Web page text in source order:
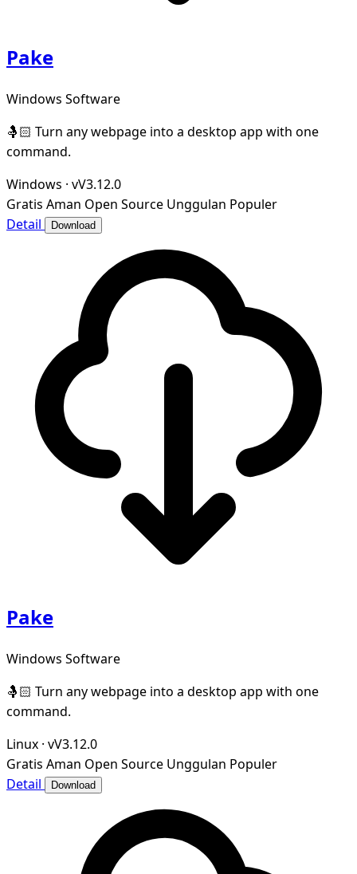
Pake
Windows Software
🤱🏻 Turn any webpage into a desktop app with one
command.
Windows · vV3.12.0
Gratis Aman Open Source Unggulan Populer
Detail
Download
Pake
Windows Software
🤱🏻 Turn any webpage into a desktop app with one
command.
Linux · vV3.12.0
Gratis Aman Open Source Unggulan Populer
Detail
Download